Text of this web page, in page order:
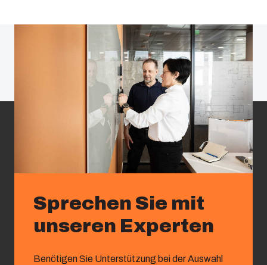
Sprechen Sie mit
unseren Experten
Benötigen Sie Unterstützung bei der Auswahl